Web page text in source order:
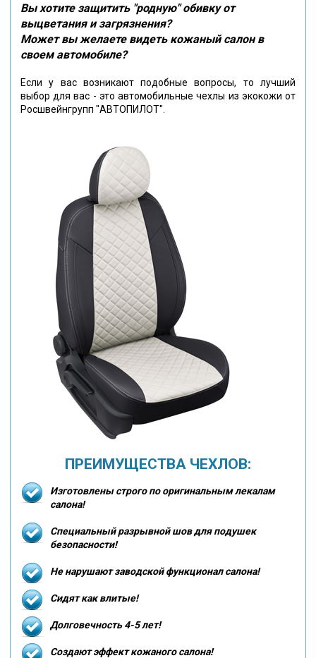
Вы хотите защитить "родную" обивку от
выцветания и загрязнения?
Может вы желаете видеть кожаный салон в
своем автомобиле?
Если у вас возникают подобные вопросы, то лучший
выбор для вас - это автомобильные чехлы из экокожи от
Росшвейнгрупп "АВТОПИЛОТ".
ПРЕИМУЩЕСТВА ЧЕХЛОВ:
Изготовлены строго по оригинальным лекалам
салона!
Специальный разрывной шов для подушек
безопасности!
Не нарушают заводской функционал салона!
Сидят как влитые!
Долговечность 4-5 лет!
Создают эффект кожаного салона!